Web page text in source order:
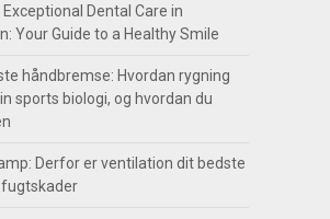
Dental Care in
Your Guide to a Healthy Smile
håndbremse: Hvordan rygning
sports biologi, og hvordan du
Derfor er ventilation dit bedste